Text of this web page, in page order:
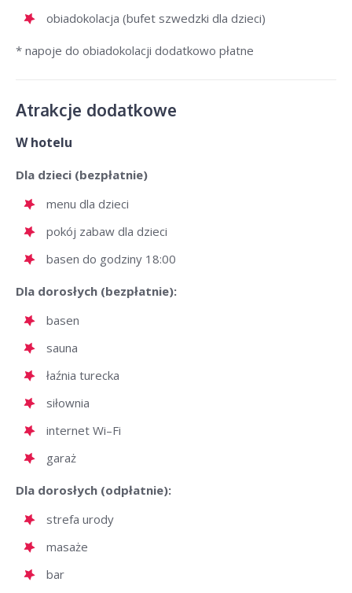
obiadokolacja (bufet szwedzki dla dzieci)
* napoje do obiadokolacji dodatkowo płatne
Atrakcje dodatkowe
W hotelu
Dla dzieci (bezpłatnie)
menu dla dzieci
pokój zabaw dla dzieci
basen do godziny 18:00
Dla dorosłych (bezpłatnie):
basen
sauna
łaźnia turecka
siłownia
internet Wi–Fi
garaż
Dla dorosłych (odpłatnie):
strefa urody
masaże
bar